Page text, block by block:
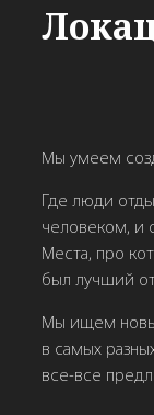
Мы умеем
Где люди
человеком, и
Места, про
был лучший
Мы ищем
в самых
все-все